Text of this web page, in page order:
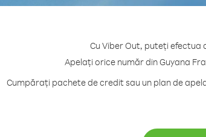
Cu Viber Out, puteți efectua
Apelați orice număr din Guyana
Cumpărați pachete de credit sau un plan de